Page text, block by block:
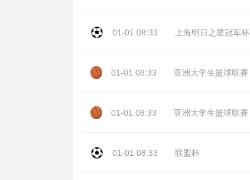
01-01 08:33 上海明日之星冠军杯
01-01 08:33 亚洲大学生篮球联赛
01-01 08:33 亚洲大学生篮球联赛
01-01 08:33 联盟杯